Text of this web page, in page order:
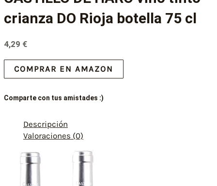
crianza DO Rioja botella 75 cl
4,29 €
COMPRAR EN AMAZON
Comparte con tus amistades :)
Descripción
Valoraciones (0)